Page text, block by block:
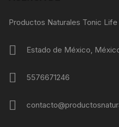
Productos Naturales Tonic Life
Estado de México,
5576671246